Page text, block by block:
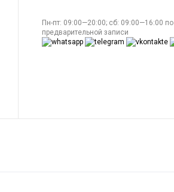
Пн-пт: 09:00—20:00; сб: 09:00—16:00 по
предварительной записи